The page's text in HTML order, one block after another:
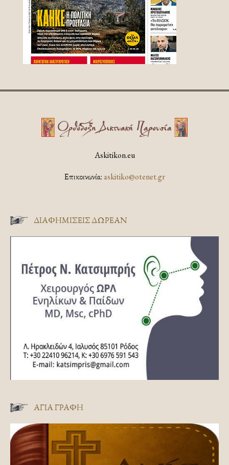
Askitikon.eu
Επικοινωνία:askitiko@otenet.gr
ΔΙΑΦΗΜΊΣΕΙΣ ΔΩΡΕΆΝ
ΑΓΊΑ ΓΡΑΦΉ